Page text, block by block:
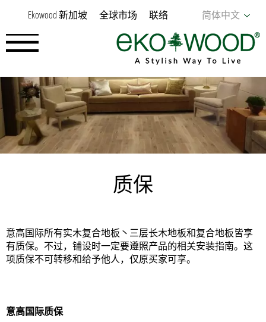
Ekowood 新加坡 全球市场 联络 简体中文
质保
意高国际所有实木复合地板丶三层长木地板和复合地板皆享
有质保。不过，铺设时一定要遵照产品的相关安装指南。这
项质保不可转移和给予他人，仅原买家可享。
意高国际质保